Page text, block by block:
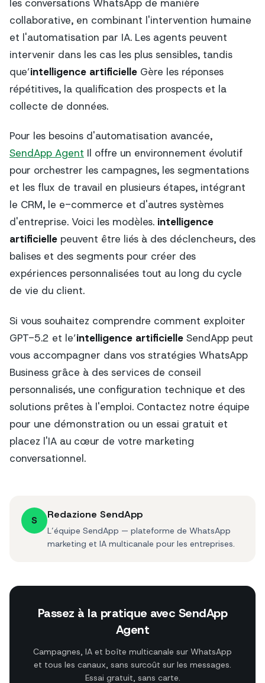
les conversations WhatsApp de manière
collaborative, en combinant l'intervention humaine
et l'automatisation par IA. Les agents peuvent
intervenir dans les cas les plus sensibles, tandis
que’intelligence artificielle Gère les réponses
répétitives, la qualification des prospects et la
collecte de données.
Pour les besoins d'automatisation avancée,
SendApp Agent Il offre un environnement évolutif
pour orchestrer les campagnes, les segmentations
et les flux de travail en plusieurs étapes, intégrant
le CRM, le e-commerce et d'autres systèmes
d'entreprise. Voici les modèles. intelligence
artificielle peuvent être liés à des déclencheurs, des
balises et des segments pour créer des
expériences personnalisées tout au long du cycle
de vie du client.
Si vous souhaitez comprendre comment exploiter
GPT-5.2 et le’intelligence artificielle SendApp peut
vous accompagner dans vos stratégies WhatsApp
Business grâce à des services de conseil
personnalisés, une configuration technique et des
solutions prêtes à l'emploi. Contactez notre équipe
pour une démonstration ou un essai gratuit et
placez l'IA au cœur de votre marketing
conversationnel.
S Redazione SendApp
L’équipe SendApp — plateforme de WhatsApp
marketing et IA multicanale pour les entreprises.
Passez à la pratique avec SendApp
Agent
Campagnes, IA et boîte multicanale sur WhatsApp
et tous les canaux, sans surcoût sur les messages.
Essai gratuit, sans carte.